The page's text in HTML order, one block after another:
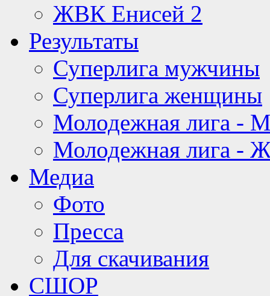
ЖВК Енисей 2
Результаты
Суперлига мужчины
Суперлига женщины
Молодежная лига -
Молодежная лига -
Медиа
Фото
Пресса
Для скачивания
СШОР